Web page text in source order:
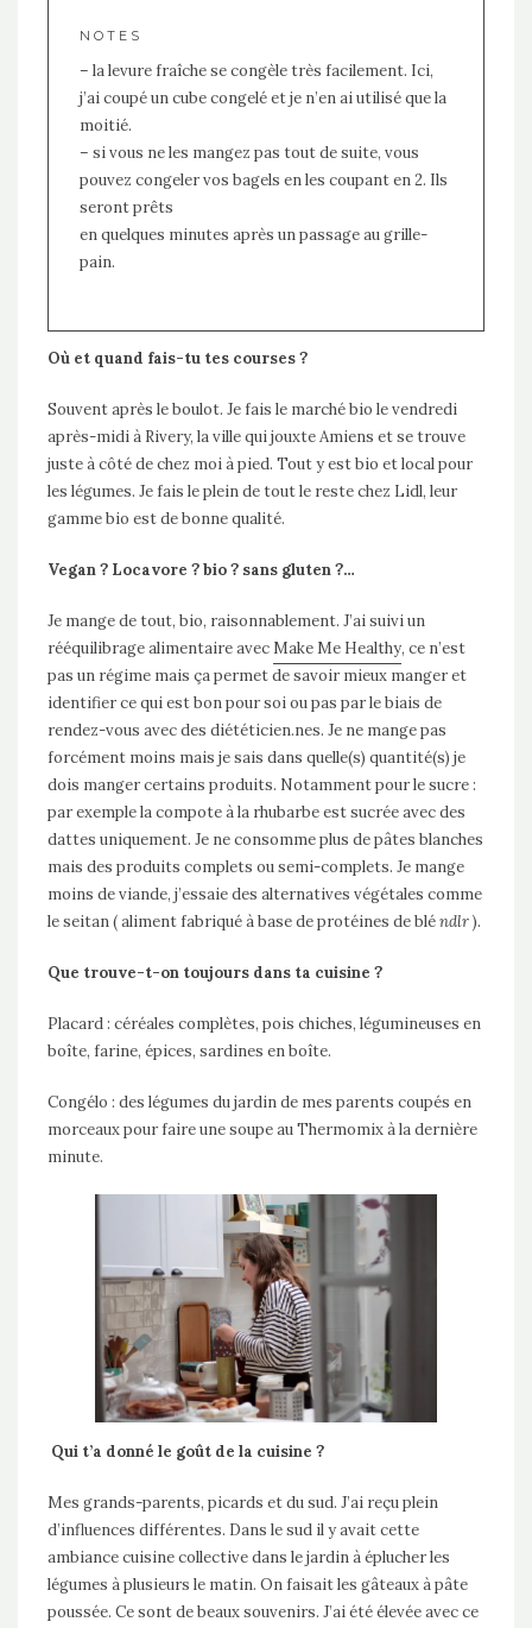
NOTES
– la levure fraîche se congèle très facilement. Ici,
j’ai coupé un cube congelé et je n’en ai utilisé que la
moitié.
– si vous ne les mangez pas tout de suite, vous
pouvez congeler vos bagels en les coupant en 2. Ils
seront prêts
en quelques minutes après un passage au grille-
pain.
Où et quand fais-tu tes courses ?
Souvent après le boulot. Je fais le marché bio le vendredi
après-midi à Rivery, la ville qui jouxte Amiens et se trouve
juste à côté de chez moi à pied. Tout y est bio et local pour
les légumes. Je fais le plein de tout le reste chez Lidl, leur
gamme bio est de bonne qualité.
Vegan ? Locavore ? bio ? sans gluten ?…
Je mange de tout, bio, raisonnablement. J’ai suivi un
rééquilibrage alimentaire avecMake Me Healthy, ce n’est
pas un régime mais ça permet de savoir mieux manger et
identifier ce qui est bon pour soi ou pas par le biais de
rendez-vous avec des diététicien.nes. Je ne mange pas
forcément moins mais je sais dans quelle(s) quantité(s) je
dois manger certains produits. Notamment pour le sucre :
par exemple la compote à la rhubarbe est sucrée avec des
dattes uniquement. Je ne consomme plus de pâtes blanches
mais des produits complets ou semi-complets. Je mange
moins de viande, j’essaie des alternatives végétales comme
le seitan ( aliment fabriqué à base de protéines de bléndlr).
Que trouve-t-on toujours dans ta cuisine ?
Placard : céréales complètes, pois chiches, légumineuses en
boîte, farine, épices, sardines en boîte.
Congélo : des légumes du jardin de mes parents coupés en
morceaux pour faire une soupe au Thermomix à la dernière
minute.
Qui t’a donné le goût de la cuisine ?
Mes grands-parents, picards et du sud. J’ai reçu plein
d’influences différentes. Dans le sud il y avait cette
ambiance cuisine collective dans le jardin à éplucher les
légumes à plusieurs le matin. On faisait les gâteaux à pâte
poussée. Ce sont de beaux souvenirs. J’ai été élevée avec ce